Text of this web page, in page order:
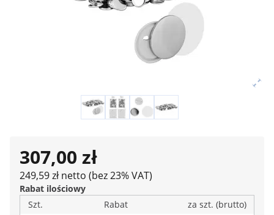
307,00 zł
249,59 zł netto (bez 23% VAT)
Rabat ilościowy
Szt.
Rabat
za szt. (brutto)